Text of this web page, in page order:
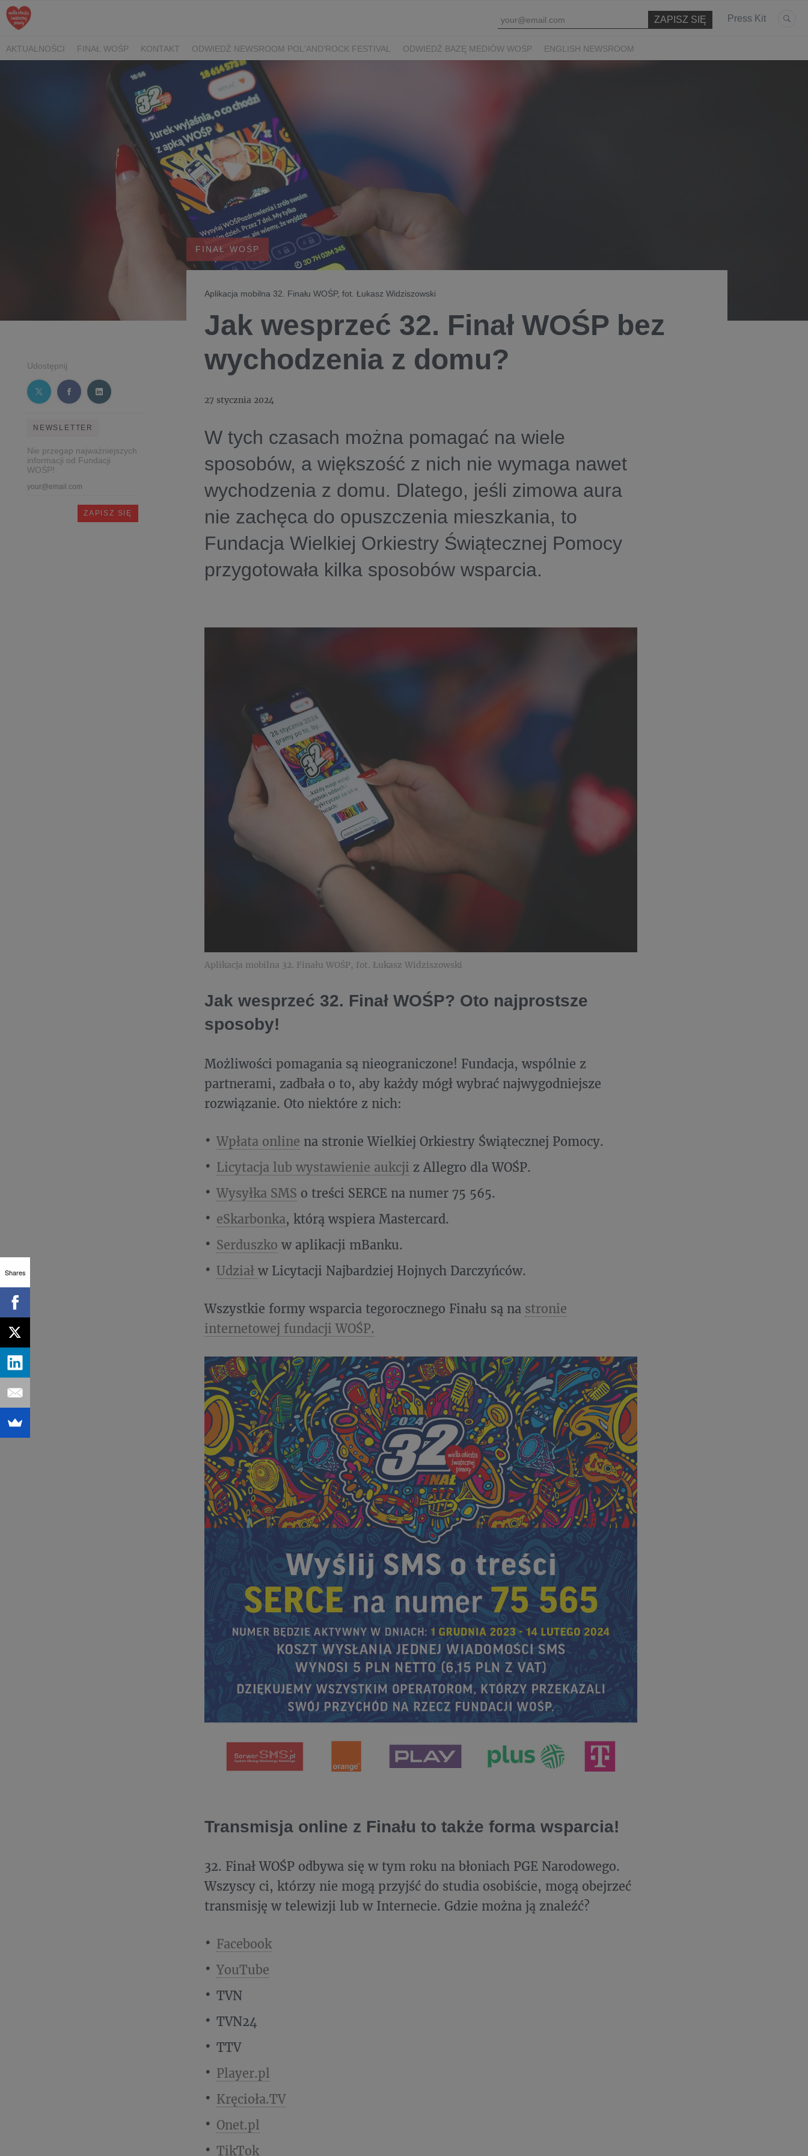
Press Kit
AKTUALNOŚCI FINAŁ WOŚP KONTAKT ODWIEDŹ NEWSROOM POL'AND'ROCK FESTIVAL ODWIEDŹ BAZĘ MEDIÓW WOŚP ENGLISH NEWSROOM
Udostępnij
NEWSLETTER
Nie przegap najważniejszych
informacji od Fundacji
WOŚP!
FINAŁ WOŚP
Aplikacja mobilna 32. Finału WOŚP, fot. Łukasz Widziszowski
Jak wesprzeć 32. Finał WOŚP bez
wychodzenia z domu?
27 stycznia 2024
W tych czasach można pomagać na wiele
sposobów, a większość z nich nie wymaga nawet
wychodzenia z domu. Dlatego, jeśli zimowa aura
nie zachęca do opuszczenia mieszkania, to
Fundacja Wielkiej Orkiestry Świątecznej Pomocy
przygotowała kilka sposobów wsparcia.
Aplikacja mobilna 32. Finału WOŚP, fot. Łukasz Widziszowski
Jak wesprzeć 32. Finał WOŚP? Oto najprostsze
sposoby!
Możliwości pomagania są nieograniczone! Fundacja, wspólnie z
partnerami, zadbała o to, aby każdy mógł wybrać najwygodniejsze
rozwiązanie. Oto niektóre z nich:
Wpłata online na stronie Wielkiej Orkiestry Świątecznej Pomocy.
Licytacja lub wystawienie aukcji z Allegro dla WOŚP.
Wysyłka SMS o treści SERCE na numer 75 565.
eSkarbonka, którą wspiera Mastercard.
Serduszko w aplikacji mBanku.
Udział w Licytacji Najbardziej Hojnych Darczyńców.
Wszystkie formy wsparcia tegorocznego Finału są na stronie
internetowej fundacji WOŚP.
Transmisja online z Finału to także forma wsparcia!
32. Finał WOŚP odbywa się w tym roku na błoniach PGE Narodowego.
Wszyscy ci, którzy nie mogą przyjść do studia osobiście, mogą obejrzeć
transmisję w telewizji lub w Internecie. Gdzie można ją znaleźć?
Facebook
YouTube
TVN
TVN24
TTV
Player.pl
Kręcioła.TV
Onet.pl
TikTok
Shares